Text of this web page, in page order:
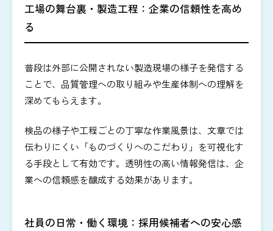
工場の舞台裏・製造工程：企業の信頼性を高め
る
普段は外部に公開されない製造現場の様子を発信する
ことで、品質管理への取り組みや生産体制への理解を
深めてもらえます。
検品の様子や工程ごとの丁寧な作業風景は、文章では
伝わりにくい「ものづくりへのこだわり」を可視化す
る手段として有効です。透明性の高い情報発信は、企
業への信頼感を醸成する効果があります。
社員の日常・働く環境：採用候補者への安心感